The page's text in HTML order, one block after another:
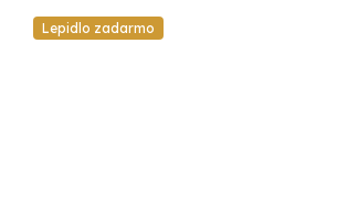
Lepidlo zadarmo